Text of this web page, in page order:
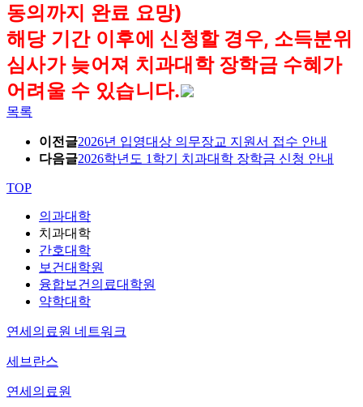
동의까지 완료 요망)
해당 기간 이후에 신청할 경우, 소득분위
심사가 늦어져 치과대학 장학금 수혜가
어려울 수 있습니다.
목록
이전글2026년 입영대상 의무장교 지원서 접수 안내
다음글2026학년도 1학기 치과대학 장학금 신청 안내
TOP
의과대학
치과대학
간호대학
보건대학원
융합보건의료대학원
약학대학
연세의료원 네트워크
세브란스
연세의료원